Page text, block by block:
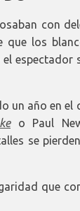
con
los
espectador
un año en el
o Paul
se
que